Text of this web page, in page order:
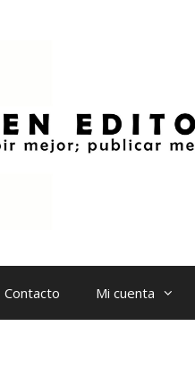
Contacto Mi cuenta